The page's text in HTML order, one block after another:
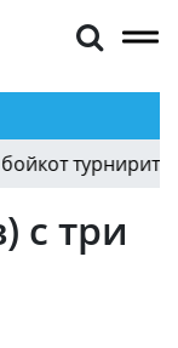
турнирите
с три